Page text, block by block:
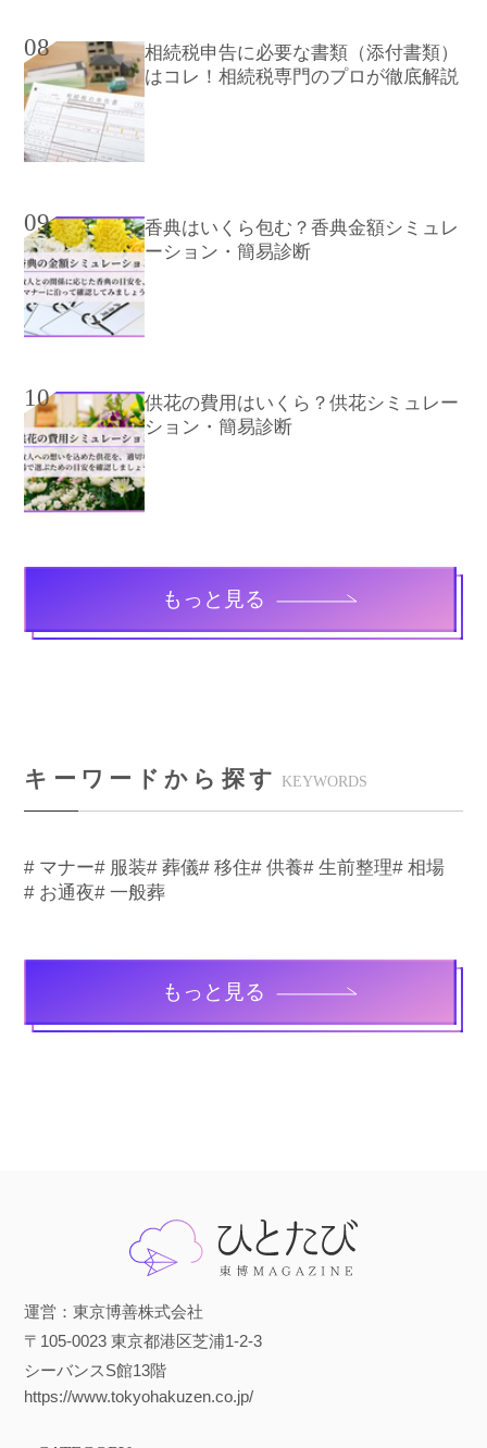
08
相続税申告に必要な書類（添付書類）
はコレ！相続税専門のプロが徹底解説
09
香典はいくら包む？香典金額シミュレ
ーション・簡易診断
10
供花の費用はいくら？供花シミュレー
ション・簡易診断
もっと見る
キーワードから探す KEYWORDS
# マナー# 服装# 葬儀# 移住# 供養# 生前整理# 相場
# お通夜# 一般葬
もっと見る
運営：東京博善株式会社
〒105-0023 東京都港区芝浦1-2-3
シーバンスS館13階
https://www.tokyohakuzen.co.jp/